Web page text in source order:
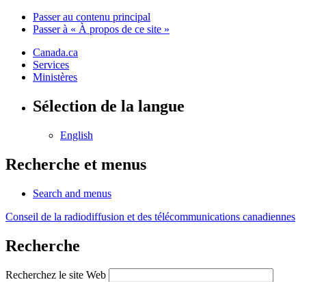
Passer au contenu principal
Passer à « À propos de ce site »
Canada.ca
Services
Ministères
Sélection de la langue
English
Recherche et menus
Search and menus
Conseil de la radiodiffusion et des télécommunications canadiennes
Recherche
Recherchez le site Web